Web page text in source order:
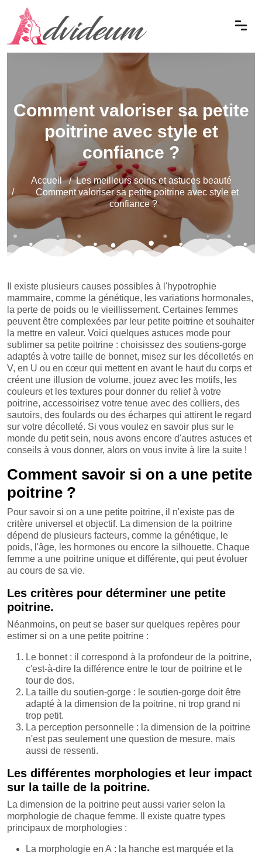
Comment valoriser sa petite
poitrine avec style et
confiance ?
Accueil
Les meilleurs soins et astuces beauté
Comment valoriser sa petite poitrine avec style et
confiance ?
Il existe plusieurs causes possibles à l'hypotrophie
mammaire, comme la génétique, les variations hormonales,
la perte de poids ou le vieillissement. Certaines femmes
peuvent être complexées par leur petite poitrine et souhaiter
la mettre en valeur. Voici quelques astuces mode pour
sublimer sa petite poitrine : choisissez des soutiens-gorge
adaptés à votre taille de bonnet, misez sur les décolletés en
V, en U ou en cœur qui mettent en avant le haut du corps et
créent une illusion de volume, jouez avec les motifs, les
couleurs et les textures pour donner du relief à votre
poitrine, accessoirisez votre tenue avec des colliers, des
sautoirs, des foulards ou des écharpes qui attirent le regard
sur votre décolleté. Si vous voulez en savoir plus sur le
monde du petit sein, nous avons encore d'autres astuces et
conseils à vous donner, alors on vous invite à lire la suite !
Comment savoir si on a une petite
poitrine ?
Pour savoir si on a une petite poitrine, il n'existe pas de
critère universel et objectif. La dimension de la poitrine
dépend de plusieurs facteurs, comme la génétique, le
poids, l'âge, les hormones ou encore la silhouette. Chaque
femme a une poitrine unique et différente, qui peut évoluer
au cours de sa vie.
Les critères pour déterminer une petite
poitrine.
Néanmoins, on peut se baser sur quelques repères pour
estimer si on a une petite poitrine :
Le bonnet : il correspond à la profondeur de la poitrine,
c'est-à-dire la différence entre le tour de poitrine et le
tour de dos.
La taille du soutien-gorge : le soutien-gorge doit être
adapté à la dimension de la poitrine, ni trop grand ni
trop petit.
La perception personnelle : la dimension de la poitrine
n'est pas seulement une question de mesure, mais
aussi de ressenti.
Les différentes morphologies et leur impact
sur la taille de la poitrine.
La dimension de la poitrine peut aussi varier selon la
morphologie de chaque femme. Il existe quatre types
principaux de morphologies :
La morphologie en A : la hanche est marquée et la